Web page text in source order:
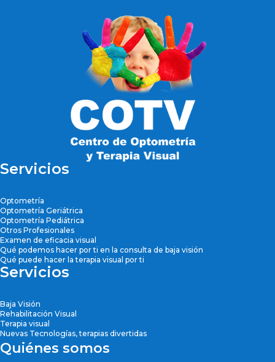
Servicios
Optometría
Optometría Geriátrica
Optometría Pediátrica
Otros Profesionales
Examen de eficacia visual
Qué podemos hacer por ti en la consulta de baja visión
Qué puede hacer la terapia visual por ti
Servicios
Baja Visión
Rehabilitación Visual
Terapia visual
Nuevas Tecnologías, terapias divertidas
Quiénes somos